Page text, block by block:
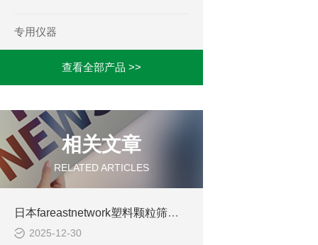
专用仪器
查看全部产品 >>
相关文章
RELATED ARTICLES
日本fareastnetwork塑料颗粒筛分机
2025-12-30